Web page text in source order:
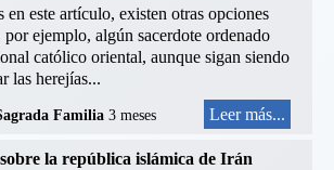
en este artículo, existen otras opciones
ejemplo, algún sacerdote ordenado
católico oriental, aunque sigan siendo
las herejías...
Familia 3 meses Leer más...
la república islámica de Irán